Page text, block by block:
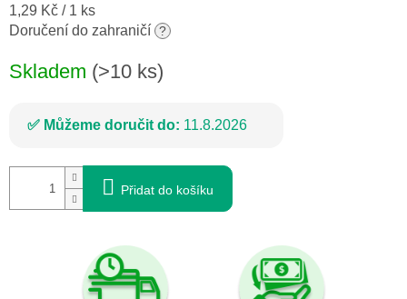
Měrná
cena:
1,29 Kč / 1 ks
Doručení do zahraničí ?
Skladem (>10 ks)
Můžeme doručit do: 11.8.2026
Přidat do košíku